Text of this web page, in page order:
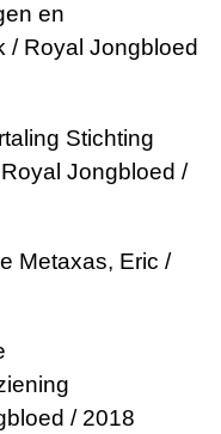
en
/ Royal Jongbloed
Stichting
Jongbloed /
Metaxas, Eric /
/ 2018